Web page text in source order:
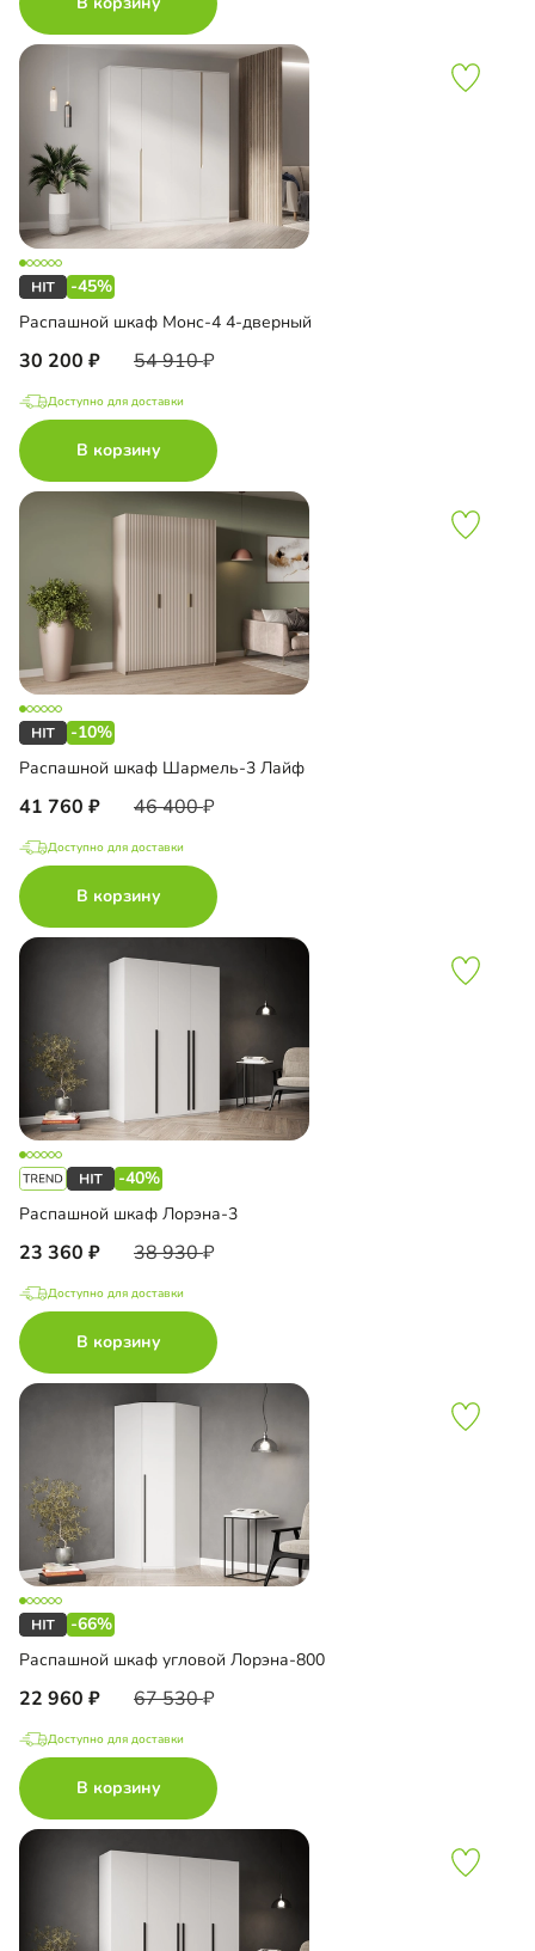
-45%
Распашной шкаф Монс-4 4-дверный
30 200 54 910
Доступно для доставки
В корзину
-10%
Распашной шкаф Шармель-3 Лайф
41 760 46 400
Доступно для доставки
В корзину
-40%
Распашной шкаф Лорэна-3
23 360 38 930
Доступно для доставки
В корзину
-66%
Распашной шкаф угловой Лорэна-800
22 960 67 530
Доступно для доставки
В корзину